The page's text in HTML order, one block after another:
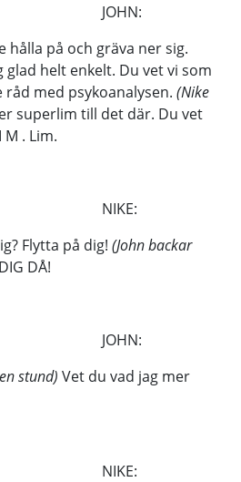
JOHN:
hålla på och gräva ner sig.
glad helt enkelt. Du vet vi som
med psykoanalysen. (Nike
superlim till det där. Du vet
M . Lim.
NIKE:
Flytta på dig! (John backar
DÅ!
JOHN:
stund) Vet du vad jag mer
NIKE: